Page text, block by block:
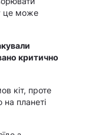
це може
критично
кіт, проте
на планеті